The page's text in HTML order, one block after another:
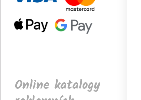
Online katalogy